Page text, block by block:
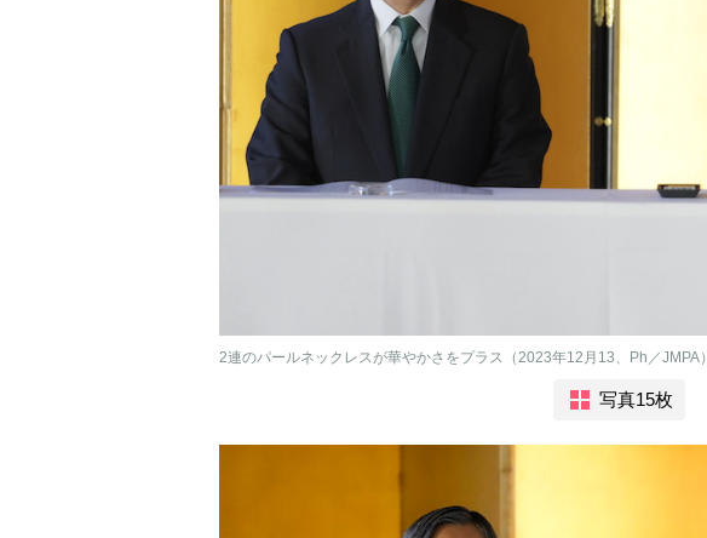
2連のパールネックレスが華やかさをプラス（2023年12月13、Ph／JMPA）
写真15枚